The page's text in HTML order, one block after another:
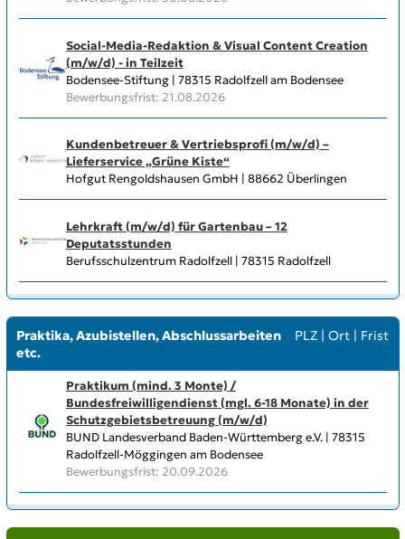
Social-Media-Redaktion & Visual Content Creation
(m/w/d) - in Teilzeit
Bodensee-Stiftung | 78315 Radolfzell am Bodensee
Bewerbungsfrist: 21.08.2026
Kundenbetreuer & Vertriebsprofi (m/w/d) –
Lieferservice „Grüne Kiste“
Hofgut Rengoldshausen GmbH | 88662 Überlingen
Lehrkraft (m/w/d) für Gartenbau – 12
Deputatsstunden
Berufsschulzentrum Radolfzell | 78315 Radolfzell
Praktika, Azubistellen, Abschlussarbeiten
etc.
PLZ |Ort | Frist
Praktikum (mind. 3 Monte) /
Bundesfreiwilligendienst (mgl. 6-18 Monate) in der
Schutzgebietsbetreuung (m/w/d)
BUND Landesverband Baden-Württemberg e.V. | 78315
Radolfzell-Möggingen am Bodensee
Bewerbungsfrist: 20.09.2026